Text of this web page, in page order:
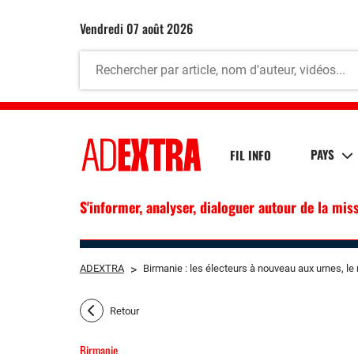
vendredi 07 août 2026
FIL INFO PAYS
S'informer, analyser, dialoguer autour de la
ADEXTRA > Birmanie : les électeurs à nouveau aux urnes,
Retour
Birmanie